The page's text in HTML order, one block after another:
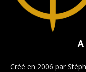
A
Créé en 2006 par